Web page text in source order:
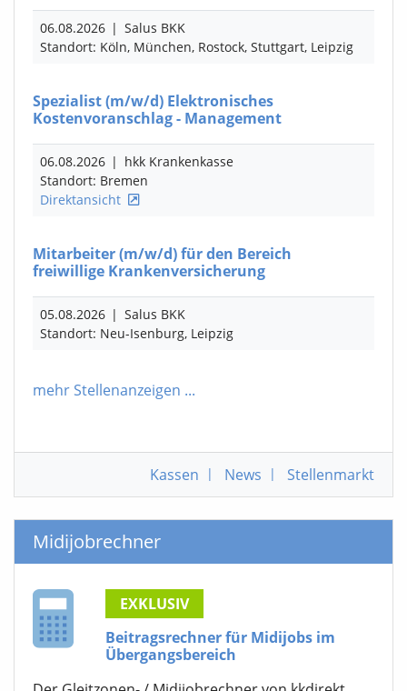
06.08.2026 | Salus BKK
Standort: Köln, München, Rostock, Stuttgart, Leipzig
Spezialist(m/w/d) Elektronisches
Kostenvoranschlag - Management
06.08.2026 | hkk Krankenkasse
Standort: Bremen
Direktansicht
Mitarbeiter(m/w/d)für den Bereich
freiwillige Krankenversicherung
05.08.2026 | Salus BKK
Standort: Neu-Isenburg, Leipzig
mehr Stellenanzeigen ...
Kassen | News | Stellenmarkt
Midijobrechner
EXKLUSIV
Beitragsrechner für Midijobs im
Übergangsbereich